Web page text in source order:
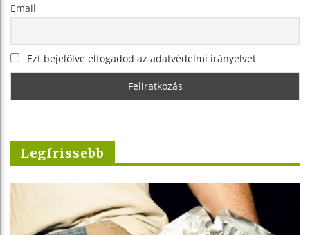
Email
Ezt bejelölve elfogadod az adatvédelmi irányelvet
Legfrissebb